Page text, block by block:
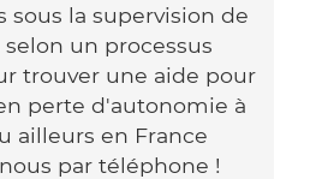
sous la supervision de
un processus
trouver une aide pour
perte d'autonomie à
ailleurs en France
par téléphone !